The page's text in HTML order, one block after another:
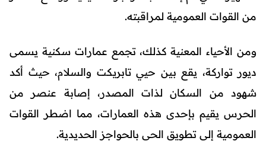
من القوات العمومية لمراقبته.
ومن الأحياء المعنية كذلك، تجمع عمارات سكنية يسمى
ديور تواركة، يقع بين حيي تابريكت والسلام، حيث أكد
شهود من السكان لذات المصدر، إصابة عنصر من
الحرس يقيم بإحدى هذه العمارات، مما اضطر القوات
العمومية إلى تطويق الحي بالحواجز الحديدية.